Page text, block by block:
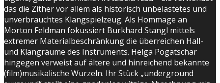
das die Zither vor allem als historisch unbelastetes und
unverbrauchtes Klangspielzeug. Als Hommage an
Morton Feldman fokussiert Burkhard Stangl mittels
extremer Materialbeschränkung die überreichen Hall-
und Klangräume des Instruments. Helga Pogatschar
hingegen verweist auf ältere und hinreichend bekannte
(film)musikalische Wurzeln. Ihr Stück „underground